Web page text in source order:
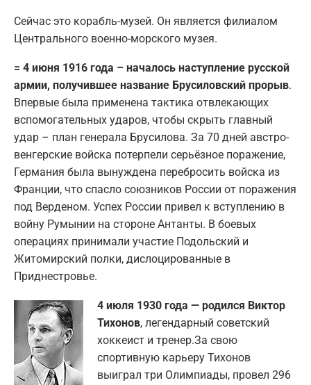
Сейчас это корабль-музей. Он является филиалом
Центрального военно-морского музея.
= 4 июня 1916 года – началось наступление русской
армии, получившее название Брусиловский прорыв.
Впервые была применена тактика отвлекающих
вспомогательных ударов, чтобы скрыть главный
удар – план генерала Брусилова. За 70 дней австро-
венгерские войска потерпели серьёзное поражение,
Германия была вынуждена перебросить войска из
Франции, что спасло союзников России от поражения
под Верденом. Успех России привел к вступлению в
войну Румынии на стороне Антанты. В боевых
операциях принимали участие Подольский и
Житомирский полки, дислоцированные в
Приднестровье.
4 июля 1930 года — родился Виктор
Тихонов, легендарный советский
хоккеист и тренер.За свою
спортивную карьеру Тихонов
выиграл три Олимпиады, провел 296